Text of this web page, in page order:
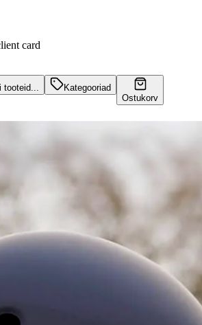
card
tooteid...
Kategooriad
Ostukorv